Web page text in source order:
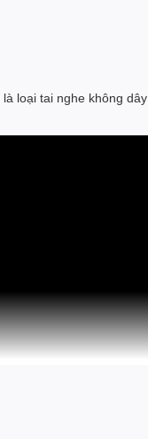
loại tai nghe không dây